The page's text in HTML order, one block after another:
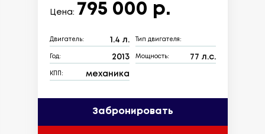
Цена: 795 000 р.
Двигатель: 1.4 л. Тип двигателя:
Год: 2013 Мощность: 77 л.с.
КПП: механика
Забронировать